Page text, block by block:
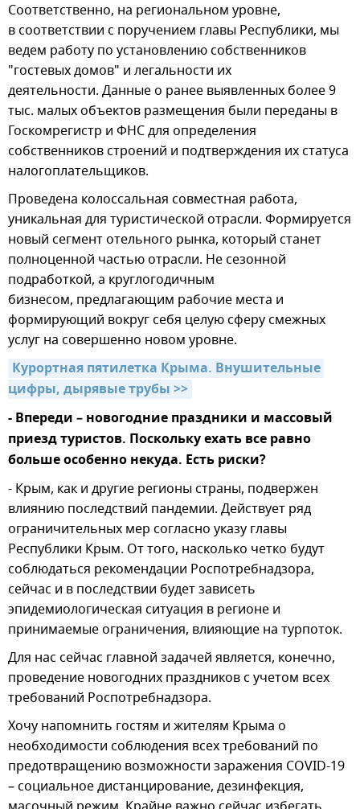
Соответственно, на региональном уровне,
в соответствии с поручением главы Республики, мы
ведем работу по установлению собственников
"гостевых домов" и легальности их
деятельности. Данные о ранее выявленных более 9
тыс. малых объектов размещения были переданы в
Госкомрегистр и ФНС для определения
собственников строений и подтверждения их статуса
налогоплательщиков.
Проведена колоссальная совместная работа,
уникальная для туристической отрасли. Формируется
новый сегмент отельного рынка, который станет
полноценной частью отрасли. Не сезонной
подработкой, а круглогодичным
бизнесом, предлагающим рабочие места и
формирующий вокруг себя целую сферу смежных
услуг на совершенно новом уровне.
Курортная пятилетка Крыма. Внушительные
цифры, дырявые трубы >>
- Впереди – новогодние праздники и массовый
приезд туристов. Поскольку ехать все равно
больше особенно некуда. Есть риски?
- Крым, как и другие регионы страны, подвержен
влиянию последствий пандемии. Действует ряд
ограничительных мер согласно указу главы
Республики Крым. От того, насколько четко будут
соблюдаться рекомендации Роспотребнадзора,
сейчас и в последствии будет зависеть
эпидемиологическая ситуация в регионе и
принимаемые ограничения, влияющие на турпоток.
Для нас сейчас главной задачей является, конечно,
проведение новогодних праздников с учетом всех
требований Роспотребнадзора.
Хочу напомнить гостям и жителям Крыма о
необходимости соблюдения всех требований по
предотвращению возможности заражения COVID-19
– социальное дистанцирование, дезинфекция,